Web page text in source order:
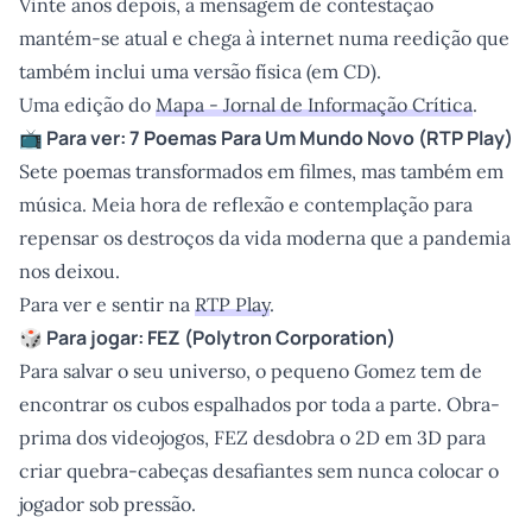
Vinte anos depois, a mensagem de contestação
mantém-se atual e chega à internet numa reedição que
também inclui uma versão física (em CD).
Uma edição do Mapa - Jornal de Informação Crítica.
📺 Para ver:7 Poemas Para Um Mundo Novo (RTP Play)
Sete poemas transformados em filmes, mas também em
música. Meia hora de reflexão e contemplação para
repensar os destroços da vida moderna que a pandemia
nos deixou.
Para ver e sentir na RTP Play.
🎲 Para jogar: FEZ (Polytron Corporation)
Para salvar o seu universo, o pequeno Gomez tem de
encontrar os cubos espalhados por toda a parte. Obra-
prima dos videojogos, FEZ desdobra o 2D em 3D para
criar quebra-cabeças desafiantes sem nunca colocar o
jogador sob pressão.